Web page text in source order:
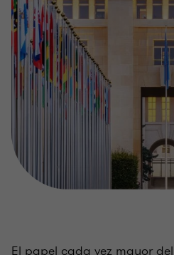
El papel cada vez mayor